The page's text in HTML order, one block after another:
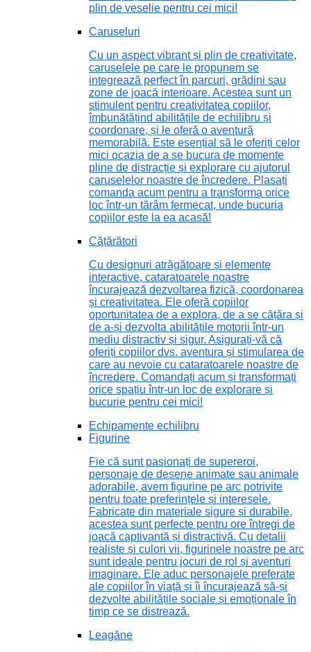
plin de veselie pentru cei mici!
Caruseluri
Cu un aspect vibrant și plin de creativitate,
caruselele pe care le propunem se
integrează perfect în parcuri, grădini sau
zone de joacă interioare. Acestea sunt un
stimulent pentru creativitatea copiilor,
îmbunătățind abilitățile de echilibru și
coordonare, și le oferă o aventură
memorabilă. Este esențial să le oferiți celor
mici ocazia de a se bucura de momente
pline de distracție și explorare cu ajutorul
caruselelor noastre de încredere. Plasați
comanda acum pentru a transforma orice
loc într-un tărâm fermecat, unde bucuria
copiilor este la ea acasă!
Cățărători
Cu designuri atrăgătoare și elemente
interactive, cataratoarele noastre
încurajează dezvoltarea fizică, coordonarea
și creativitatea. Ele oferă copiilor
oportunitatea de a explora, de a se cățăra și
de a-și dezvolta abilitățile motorii într-un
mediu distractiv și sigur. Asigurați-vă că
oferiți copiilor dvs. aventura și stimularea de
care au nevoie cu cataratoarele noastre de
încredere. Comandați acum și transformați
orice spațiu într-un loc de explorare și
bucurie pentru cei mici!
Echipamente echilibru
Figurine
Fie că sunt pasionați de supereroi,
personaje de desene animate sau animale
adorabile, avem figurine pe arc potrivite
pentru toate preferințele și interesele.
Fabricate din materiale sigure și durabile,
acestea sunt perfecte pentru ore întregi de
joacă captivantă și distractivă. Cu detalii
realiste și culori vii, figurinele noastre pe arc
sunt ideale pentru jocuri de rol și aventuri
imaginare. Ele aduc personajele preferate
ale copiilor în viață și îi încurajează să-și
dezvolte abilitățile sociale și emoționale în
timp ce se distrează.
Leagăne